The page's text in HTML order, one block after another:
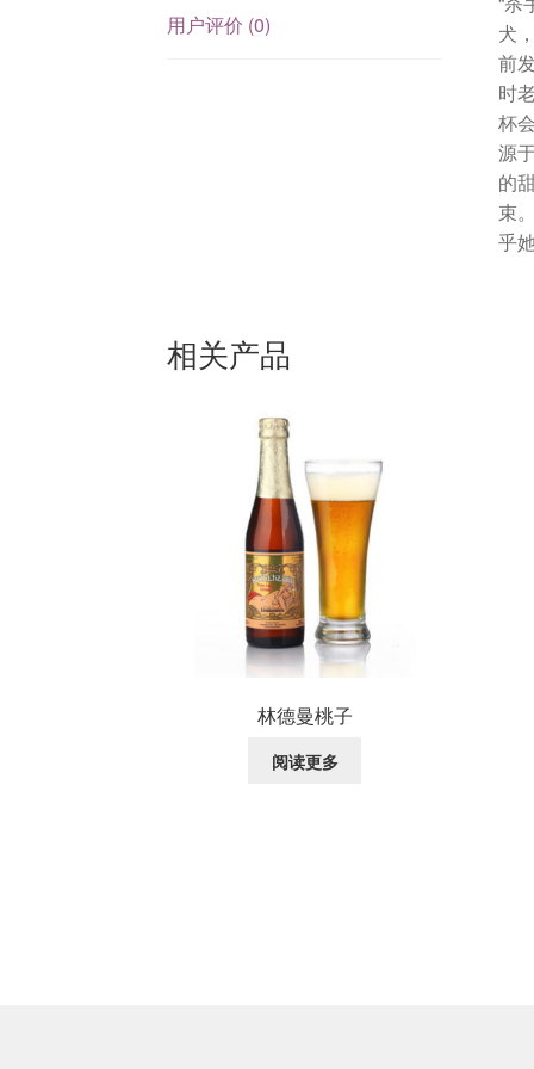
用户评价 (0)
犬
前
时
杯
源
的
束
乎
相关产品
林德曼桃子
阅读更多